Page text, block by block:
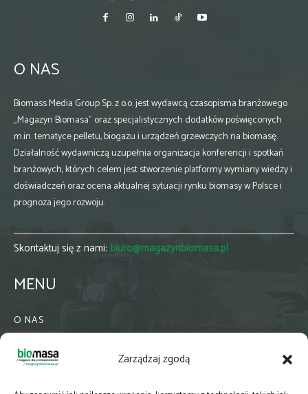
Zarządzaj zgodą
O NAS
Biomass Media Group Sp. z o.o. jest wydawcą czasopisma branżowego
„Magazyn Biomasa” oraz specjalistycznych dodatków poświęconych
m.in. tematyce pelletu, biogazu i urządzeń grzewczych na biomasę.
Działalność wydawniczą uzupełnia organizacja konferencji i spotkań
branżowych, których celem jest stworzenie platformy wymiany wiedzy i
doświadczeń oraz ocena aktualnej sytuacji rynku biomasy w Polsce i
prognoza jego rozwoju.
Skontaktuj się z nami: biuro@magazynbiomasa.pl
MENU
O NAS
WSPÓŁPRACA